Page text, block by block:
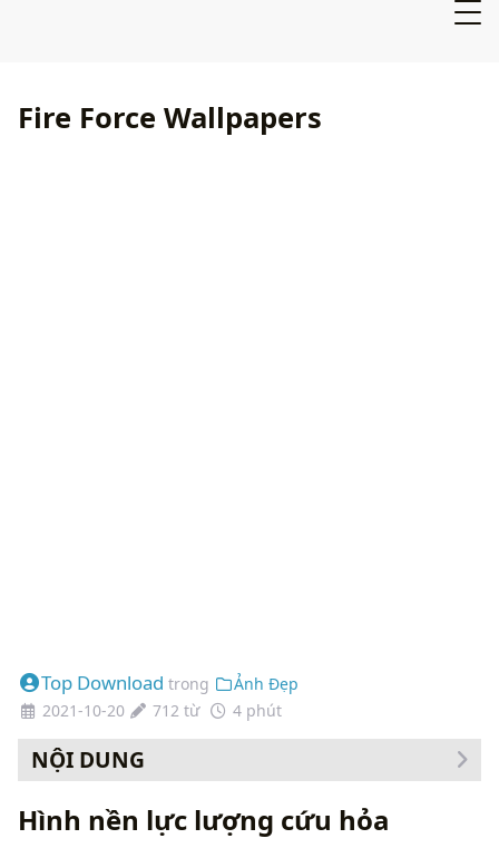
Fire Force Wallpapers
Top Download trong
Ảnh Đẹp
2021-10-20
712 từ 4 phút
NỘI DUNG
Hình nền lực lượng cứu hỏa